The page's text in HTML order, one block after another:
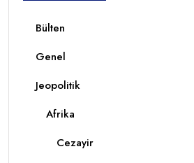
Bülten
Genel
Jeopolitik
Afrika
Cezayir